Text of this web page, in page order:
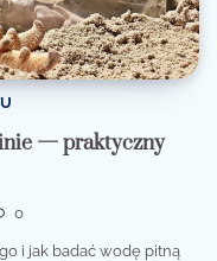
— praktyczny
0
i jak badać wodę pitną